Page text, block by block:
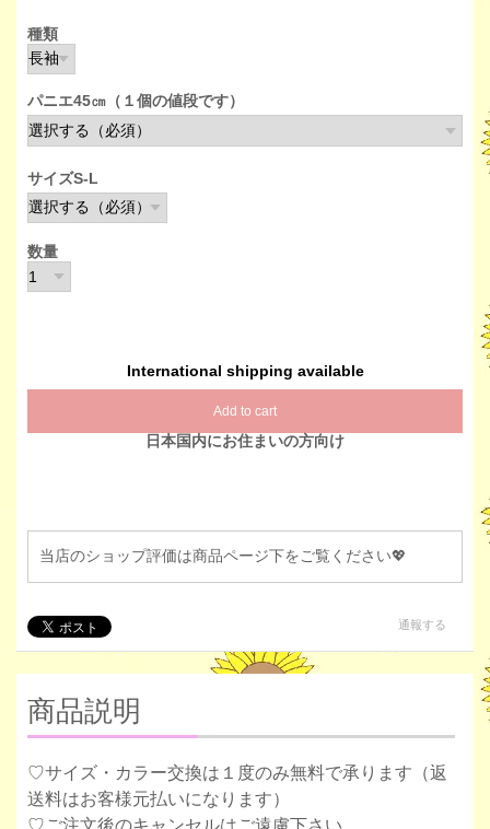
種類
パニエ45㎝（１個の値段です）
サイズS-L
数量
International shipping available
Add to cart
日本国内にお住まいの方向け
当店のショップ評価は商品ページ下をご覧ください💖
通報する
商品説明
♡サイズ・カラー交換は１度のみ無料で承ります（返
送料はお客様元払いになります）